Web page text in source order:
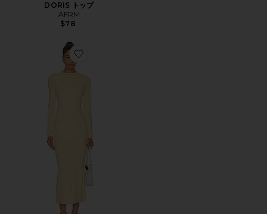
DORIS トップ
AFRM
$78
Favorite JUNIPER ミディ丈ドレス